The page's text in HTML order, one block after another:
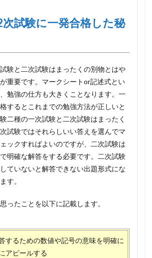
試験に一発合格した秘
験と二次試験はまったくの別物とはや
重要です。マークシートor記述式とい
勉強の仕方も大きくことなります。一
するとこれまでの勉強方法が正しいと
二種の一次試験と二次試験はまったく
試験ではそれらしいい答えを選んでマ
ックすればよいのですが、二次試験は
明確な解答をする必要です。二次試験
ていないと解答できない出題形式にな
す。
ったことを以下に記載します。
するための数値や記号の意味を明確に
アピールする